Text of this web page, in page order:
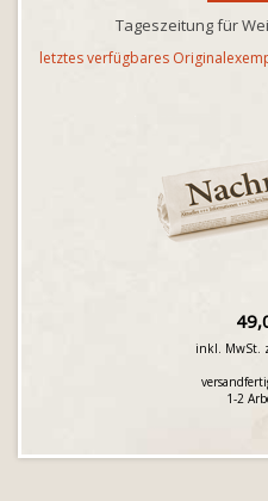
Tageszeitung für
letztes verfügbares
inkl. MwSt.
1-2